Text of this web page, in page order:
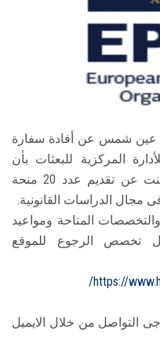
الخريجين
الموظفون
الزائـرون
عين شمس عن أفادة سفارة
المركزية للبعثات بأن
المنظمة الأوربية للقانون العام أعلنت عن تقديم عدد 20 منحة
المتاحة ومواعيد
تخصص الرجوع للموقع
https://
التواصل من خلال الايميل